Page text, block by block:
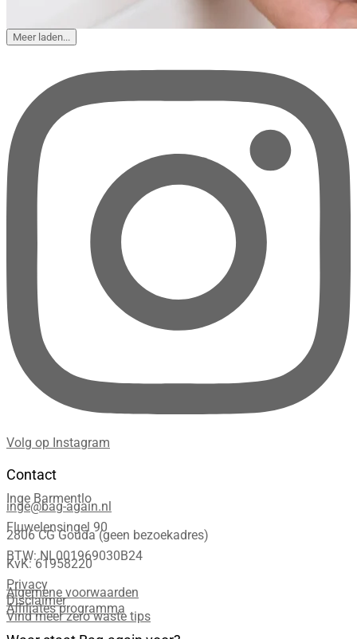
Meer laden...
Volg op Instagram
Contact
Inge Barmentlo
inge@bag-again.nl
Fluwelensingel 90
2806 CG Gouda (geen bezoekadres)
BTW: NL001969030B24
KvK: 61958220
Privacy
Algemene voorwaarden
Disclaimer
Affiliates programma
Vind meer zero waste tips